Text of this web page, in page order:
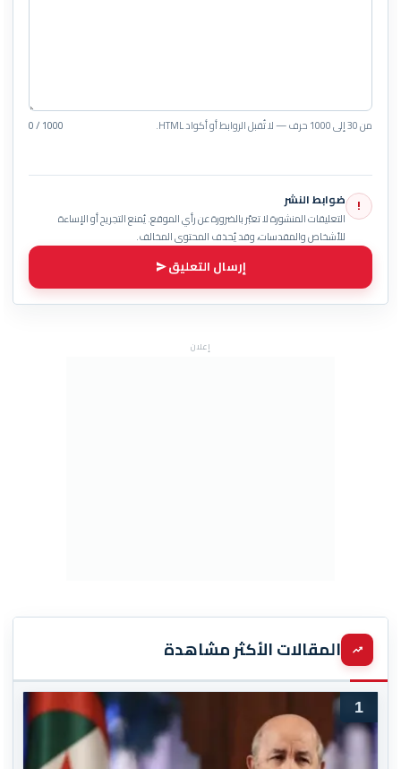
من 30 إلى 1000 حرف — لا تُقبل الروابط أو أكواد HTML. 0 / 1000
! ضوابط النشر
التعليقات المنشورة لا تعبّر بالضرورة عن رأي الموقع. يُمنع التجريح أو الإساءة
للأشخاص والمقدسات، وقد يُحذف المحتوى المخالف.
إرسال التعليق
إعلان
المقالات الأكثر مشاهدة
1